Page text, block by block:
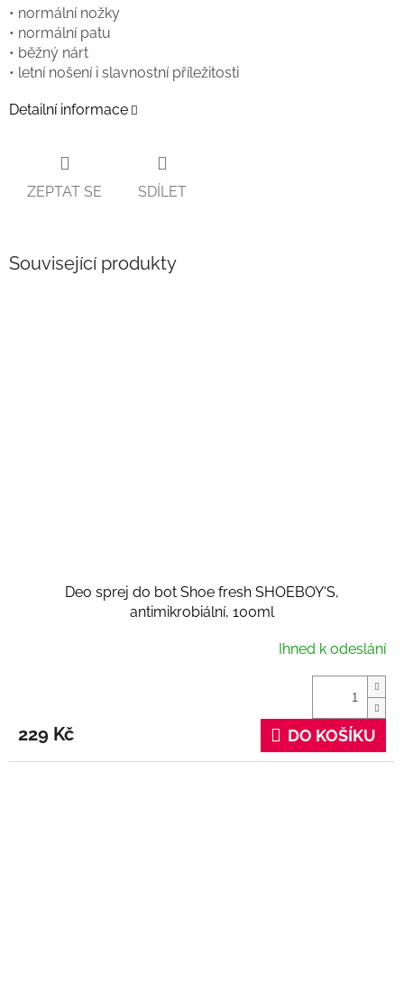
• normální nožky
• normální patu
• běžný nárt
• letní nošení i slavnostní příležitosti
Detailní informace
ZEPTAT SE SDÍLET
Související produkty
Deo sprej do bot Shoe fresh SHOEBOY'S,
antimikrobiální, 100ml
Ihned k odeslání
229 Kč DO KOŠÍKU